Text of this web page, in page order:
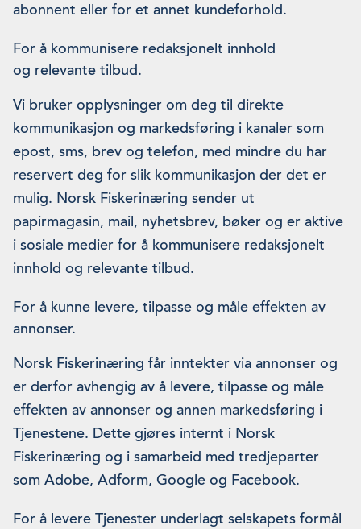
abonnent eller for et annet kundeforhold.
For å kommunisere redaksjonelt innhold
og relevante tilbud.
Vi bruker opplysninger om deg til direkte
kommunikasjon og markedsføring i kanaler som
epost, sms, brev og telefon, med mindre du har
reservert deg for slik kommunikasjon der det er
mulig. Norsk Fiskerinæring sender ut
papirmagasin, mail, nyhetsbrev, bøker og er aktive
i sosiale medier for å kommunisere redaksjonelt
innhold og relevante tilbud.
For å kunne levere, tilpasse og måle effekten av
annonser.
Norsk Fiskerinæring får inntekter via annonser og
er derfor avhengig av å levere, tilpasse og måle
effekten av annonser og annen markedsføring i
Tjenestene. Dette gjøres internt i Norsk
Fiskerinæring og i samarbeid med tredjeparter
som Adobe, Adform, Google og Facebook.
For å levere Tjenester underlagt selskapets formål